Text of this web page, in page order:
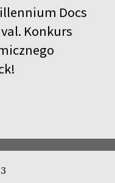
Docs
Konkurs